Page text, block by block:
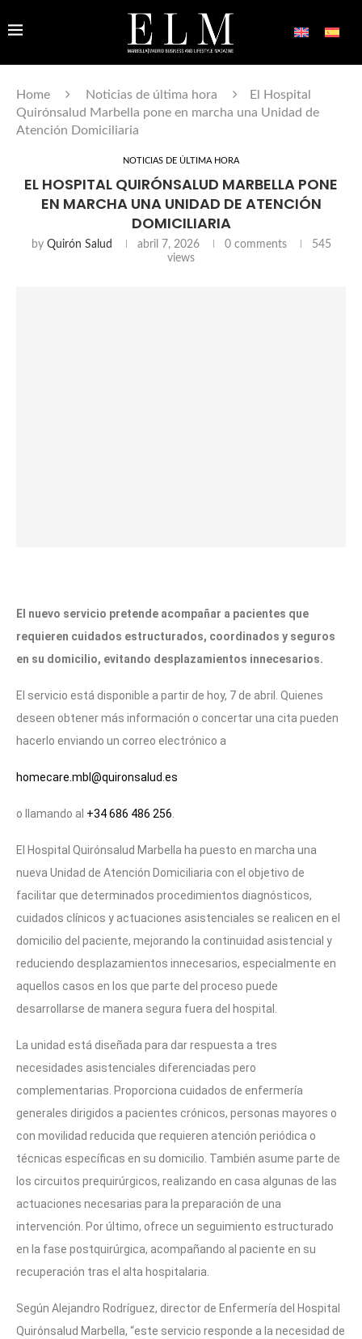
Home Noticias de última hora
El Hospital
Quirónsalud Marbella pone en marcha una Unidad de
Atención Domiciliaria
NOTICIAS DE ÚLTIMA HORA
EL HOSPITAL QUIRÓNSALUD MARBELLA PONE
EN MARCHA UNA UNIDAD DE ATENCIÓN
DOMICILIARIA
by Quirón Salud abril 7, 2026 0 comments
545
views
El nuevo servicio pretende acompañar a pacientes que
requieren cuidados estructurados, coordinados y seguros
en su domicilio, evitando desplazamientos innecesarios.
El servicio está disponible a partir de hoy, 7 de abril. Quienes
deseen obtener más información o concertar una cita pueden
hacerlo enviando un correo electrónico a
homecare.mbl@quironsalud.es
o llamando al +34 686 486 256
El Hospital Quirónsalud Marbella ha puesto en marcha una
nueva Unidad de Atención Domiciliaria con el objetivo de
facilitar que determinados procedimientos diagnósticos,
cuidados clínicos y actuaciones asistenciales se realicen en el
domicilio del paciente, mejorando la continuidad asistencial y
reduciendo desplazamientos innecesarios, especialmente en
aquellos casos en los que parte del proceso puede
desarrollarse de manera segura fuera del hospital.
La unidad está diseñada para dar respuesta a tres
necesidades asistenciales diferenciadas pero
complementarias. Proporciona cuidados de enfermería
generales dirigidos a pacientes crónicos, personas mayores o
con movilidad reducida que requieren atención periódica o
técnicas específicas en su domicilio. También asume parte de
los circuitos prequirúrgicos, realizando en casa algunas de las
actuaciones necesarias para la preparación de una
intervención. Por último, ofrece un seguimiento estructurado
en la fase postquirúrgica, acompañando al paciente en su
recuperación tras el alta hospitalaria.
Según Alejandro Rodríguez, director de Enfermería del Hospital
Quirónsalud Marbella, “este servicio responde a la necesidad de